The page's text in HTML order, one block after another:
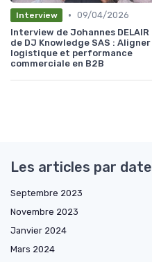
Interview • 09/04/2026
Interview de Johannes DELAIR
de DJ Knowledge SAS : Aligner
logistique et performance
commerciale en B2B
Les articles par date
Septembre 2023
Novembre 2023
Janvier 2024
Mars 2024